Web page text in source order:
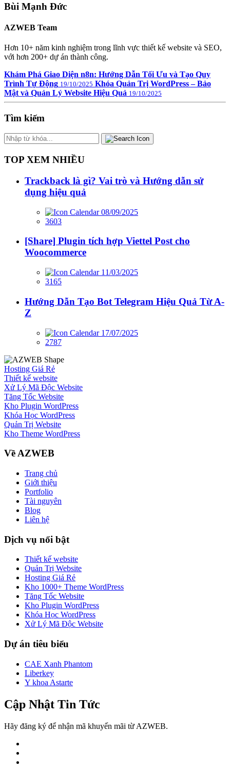
Bùi Mạnh Đức
AZWEB Team
Hơn 10+ năm kinh nghiệm trong lĩnh vực thiết kế website và SEO,
với hơn 200+ dự án thành công.
Khám Phá Giao Diện n8n: Hướng Dẫn Tối Ưu và Tạo Quy
Trình Tự Động 19/10/2025 Khóa Quản Trị WordPress – Bảo
Mật và Quản Lý Website Hiệu Quả 19/10/2025
Tìm kiếm
TOP XEM NHIỀU
Trackback là gì? Vai trò và Hướng dẫn sử
dụng hiệu quả
08/09/2025
3603
[Share] Plugin tích hợp Viettel Post cho
Woocommerce
11/03/2025
3165
Hướng Dẫn Tạo Bot Telegram Hiệu Quả Từ A-
Z
17/07/2025
2787
Hosting Giá Rẻ
Thiết kế website
Xử Lý Mã Độc Website
Tăng Tốc Website
Kho Plugin WordPress
Khóa Học WordPress
Quản Trị Website
Kho Theme WordPress
Về AZWEB
Trang chủ
Giới thiệu
Portfolio
Tài nguyên
Blog
Liên hệ
Dịch vụ nổi bật
Thiết kế website
Quản Trị Website
Hosting Giá Rẻ
Kho 1000+ Theme WordPress
Tăng Tốc Website
Kho Plugin WordPress
Khóa Học WordPress
Xử Lý Mã Độc Website
Dự án tiêu biểu
CAE Xanh Phantom
Liberkey
Y khoa Astarte
Cập Nhật Tin Tức
Hãy đăng ký để nhận mã khuyến mãi từ AZWEB.